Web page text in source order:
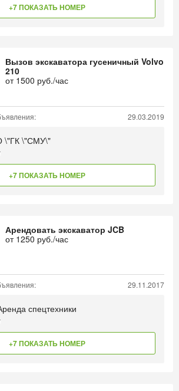
+7 ПОКАЗАТЬ НОМЕР
Вызов экскаватора гусеничный Volvo
210
от 1500 руб./час
29.03.2019
\"СМУ\"
+7 ПОКАЗАТЬ НОМЕР
Арендовать экскаватор JCB
от 1250 руб./час
29.11.2017
спецтехники
+7 ПОКАЗАТЬ НОМЕР